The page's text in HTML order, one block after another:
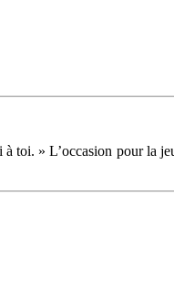
toi. » L’occasion pour la